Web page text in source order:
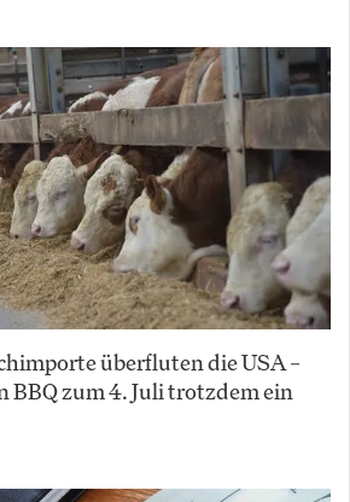
überfluten die USA –
BBQ zum 4. Juli trotzdem ein